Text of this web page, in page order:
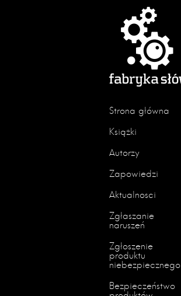
Strona główna
Książki
Autorzy
Zapowiedzi
Aktualności
Zgłaszanie
naruszeń
Zgłoszenie
produktu
niebezpiecznego
Bezpieczeństwo